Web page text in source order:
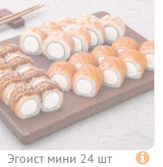
Эгоист мини 24 шт 